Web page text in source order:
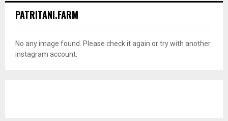
PATRITANI.FARM
No any image found. Please check it again or try with another
instagram account.